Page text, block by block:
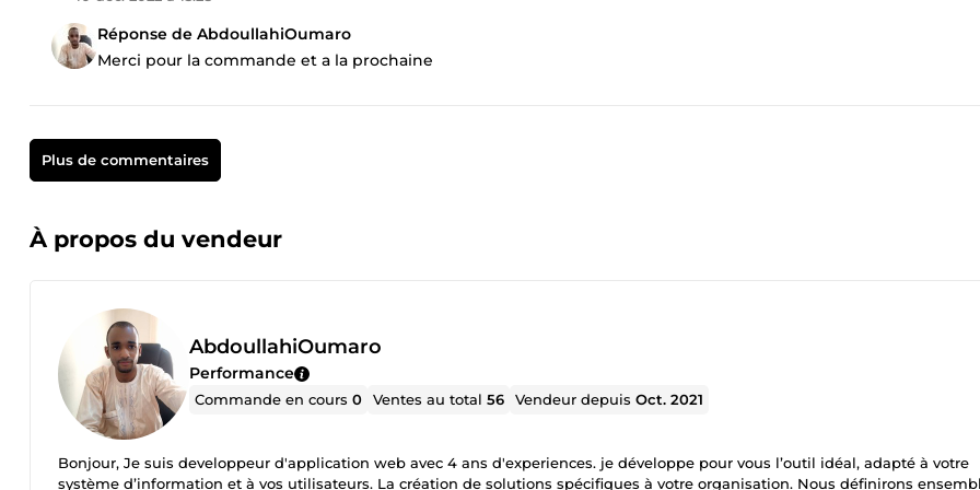
Réponse de AbdoullahiOumaro
Merci pour la commande et a la prochaine
Plus de commentaires
À propos du vendeur
AbdoullahiOumaro
Performance
Commande en cours0 Ventes au total56 Vendeur depuisOct. 2021
Bonjour, Je suis developpeur d'application web avec 4 ans d'experiences. je développe pour vous l’outil idéal, adapté à votre
système d’information et à vos utilisateurs. La création de solutions spécifiques à votre organisation. Nous définirons